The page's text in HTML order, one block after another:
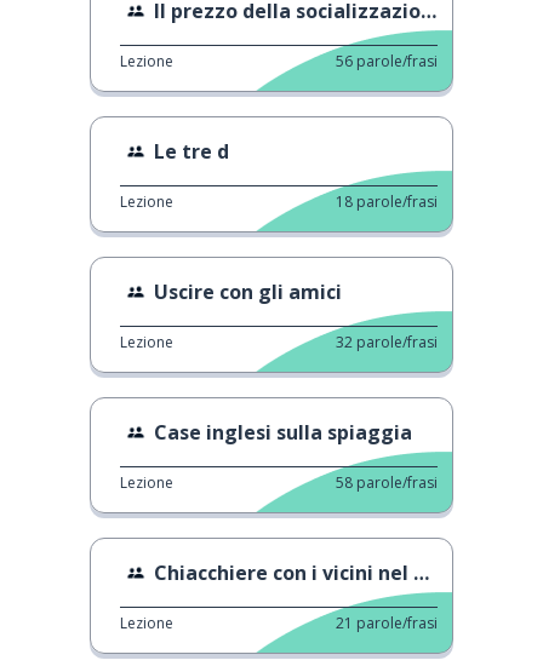
Il prezzo della socializzazione
Lezione 56 parole/frasi
Le tre d
Lezione 18 parole/frasi
Uscire con gli amici
Lezione 32 parole/frasi
Case inglesi sulla spiaggia
Lezione 58 parole/frasi
Chiacchiere con i vicini nel giardino
Lezione 21 parole/frasi